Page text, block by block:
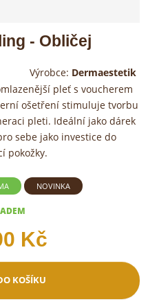
- Obličej
Výrobce: Dermaestetik
pleť s voucherem
ošetření stimuluje tvorbu
pleti. Ideální jako dárek
sebe jako investice do
pokožky.
NOVINKA
Kč
KOŠÍKU